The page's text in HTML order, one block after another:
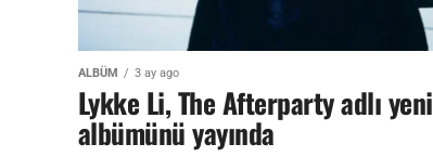
ALBÜM 3 ay ago
Lykke Li, The Afterparty adlı yeni
albümünü yayında